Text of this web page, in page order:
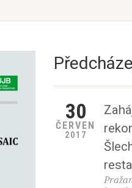
30
ČERVEN
2017